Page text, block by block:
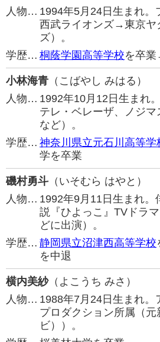
人物… 1994年5月24日生まれ。
西武ライオンズ→東京ヤ
ズ）。
学歴… 桐蔭学園高等学校を卒
小林海青 （こばやし みはる）
人物… 1992年10月12日生まれ
テレ・ベレーザ、ノジ
など）。
学歴… 神奈川県立元石川高等学
学を卒業
磯村勇斗 （いそむら はやと）
人物… 1992年9月11日生まれ。
説『ひよっこ』TVドラ
どに出演）。
学歴… 静岡県立沼津西高等学校
を中退
横内美紗（よこうち みさ）
人物… 1988年7月24日生まれ。
プロダクション所属（元
ビ））。